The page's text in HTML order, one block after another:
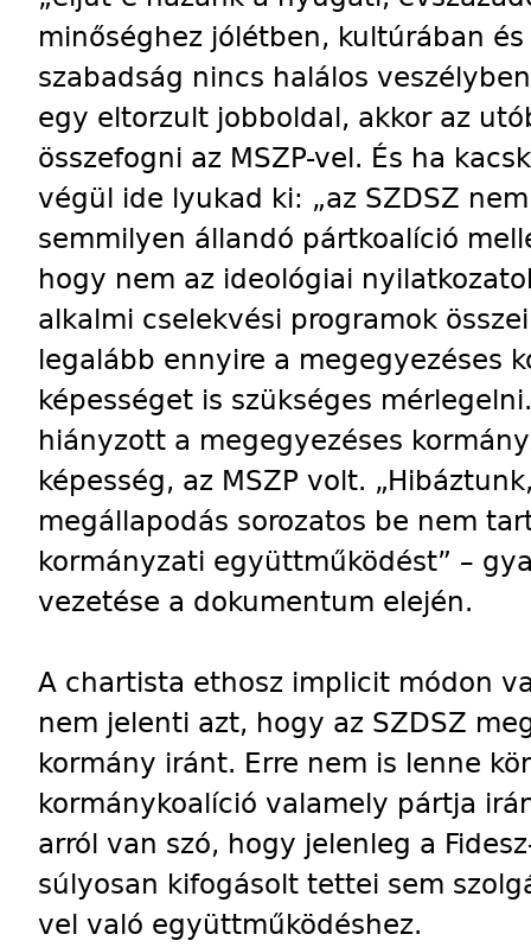
minőséghez jólétben, kultúrában
szabadság nincs halálos
egy eltorzult jobboldal, akkor az
összefogni az MSZP-vel. És ha
végül ide lyukad ki: „az SZDSZ
semmilyen állandó pártkoalíció
hogy nem az ideológiai
alkalmi cselekvési programok
legalább ennyire a megegyezéses
képességet is szükséges
hiányzott a megegyezéses
képesség, az MSZP volt.
megállapodás sorozatos be nem
kormányzati együttműködést” –
vezetése a dokumentum elején.
A chartista ethosz implicit módon
nem jelenti azt, hogy az SZDSZ
kormány iránt. Erre nem is lenne
kormánykoalíció valamely pártja
arról van szó, hogy jelenleg a
súlyosan kifogásolt tettei sem
vel való együttműködéshez.